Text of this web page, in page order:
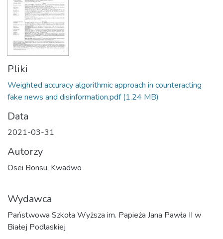
Pliki
Weighted accuracy algorithmic approach in counteracting
fake news and disinformation.pdf (1.24 MB)
Data
2021-03-31
Autorzy
Osei Bonsu, Kwadwo
Wydawca
Państwowa Szkoła Wyższa im. Papieża Jana Pawła II w
Białej Podlaskiej